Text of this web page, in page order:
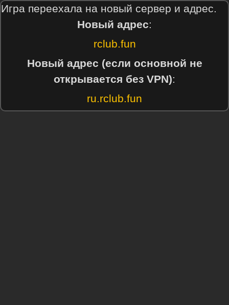
Игра переехала на новый сервер и адрес.
Новый адрес:
rclub.fun
Новый адрес (если основной не
открывается без VPN):
ru.rclub.fun